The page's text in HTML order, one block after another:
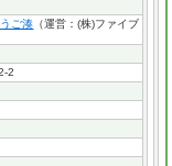
ご湊 （運営：(株)ファイブ
2